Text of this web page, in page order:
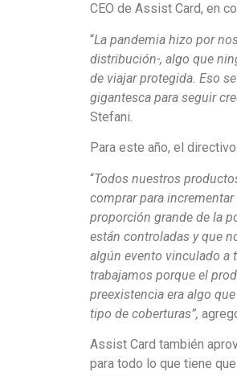
CEO de Assist Card, en
“La pandemia hizo por
distribución-, algo que
de viajar protegida. Eso
gigantesca para seguir
Stefani.
Para este año, el
“Todos nuestros
comprar para
proporción grande de la
están controladas y que
algún evento vinculado a
trabajamos porque el
preexistencia era algo
tipo de coberturas”,
Assist Card también
para todo lo que tiene